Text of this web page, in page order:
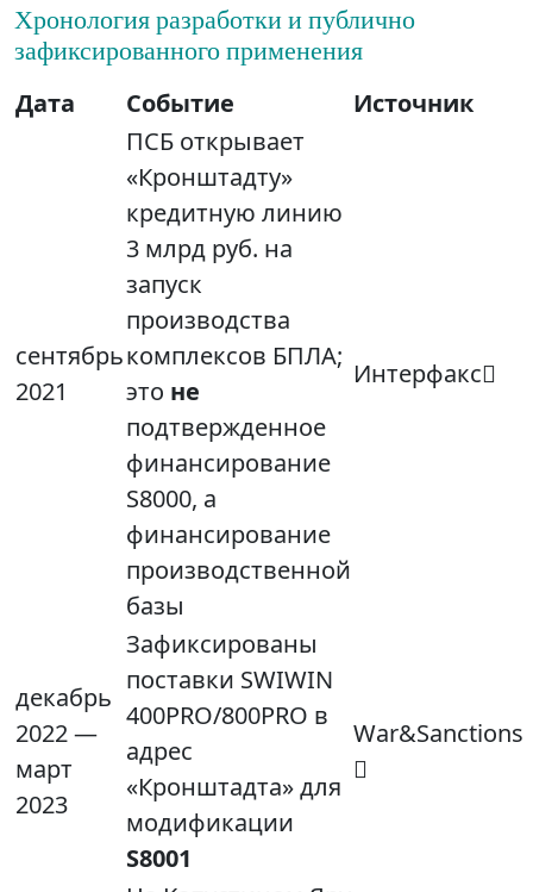
Хронология разработки и публично
зафиксированного применения
Дата Событие Источник
сентябрь
2021
ПСБ открывает
«Кронштадту»
кредитную линию
3 млрд руб. на
запуск
производства
комплексов БПЛА;
это не
подтвержденное
финансирование
S8000, а
финансирование
производственной
базы
Интерфакс
декабрь
2022 —
март
2023
Зафиксированы
поставки SWIWIN
400PRO/800PRO в
адрес
«Кронштадта» для
модификации
S8001
War&Sanctions
